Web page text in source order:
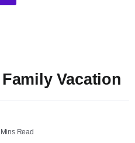
Vacation
Read